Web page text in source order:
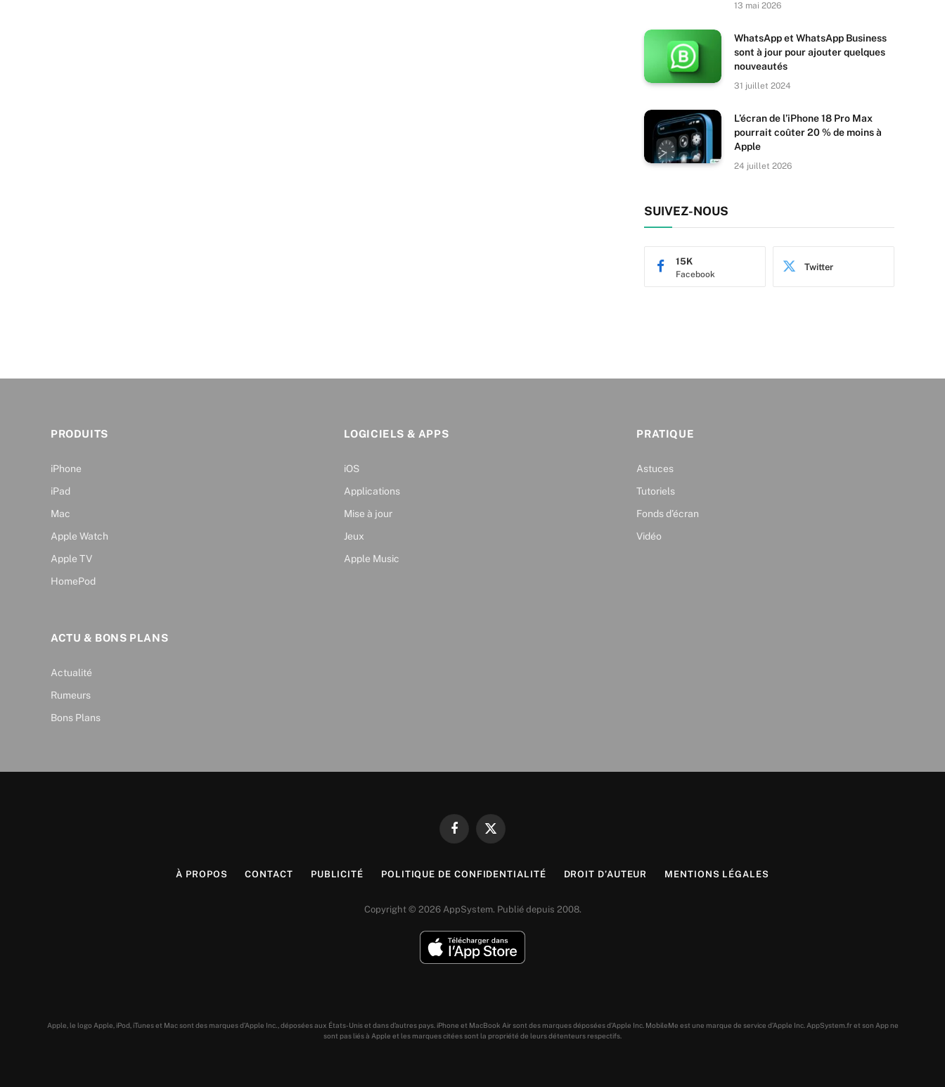
13 mai 2026
WhatsApp et WhatsApp Business
sont à jour pour ajouter quelques
nouveautés
31 juillet 2024
L’écran de l’iPhone 18 Pro Max
pourrait coûter 20 % de moins à
Apple
24 juillet 2026
SUIVEZ-NOUS
Facebook
15K Twitter
PRODUITS
iPhone
iPad
Mac
Apple Watch
Apple TV
HomePod
LOGICIELS & APPS
iOS
Applications
Mise à jour
Jeux
Apple Music
PRATIQUE
Astuces
Tutoriels
Fonds d’écran
Vidéo
ACTU & BONS PLANS
Actualité
Rumeurs
Bons Plans
FacebookX
À PROPOS CONTACT PUBLICITÉ POLITIQUE DE CONFIDENTIALITÉ DROIT D’AUTEUR MENTIONS LÉGALES
Copyright © 2026 AppSystem. Publié depuis 2008.
Apple, le logo Apple, iPod, iTunes et Mac sont des marques d’Apple Inc., déposées aux États-Unis et dans d’autres pays. iPhone et MacBook Air sont des marques déposées d’Apple Inc. MobileMe est une marque de service d’Apple Inc. AppSystem.fr et son App ne
sont pas liés à Apple et les marques citées sont la propriété de leurs détenteurs respectifs.